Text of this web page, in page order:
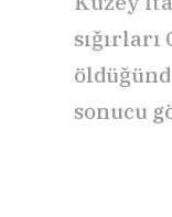
sığırları
sonucu